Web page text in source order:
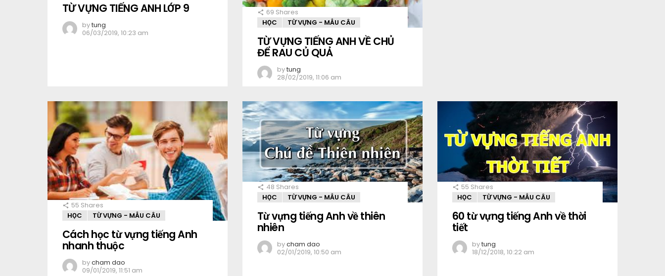
TỪ VỰNG TIẾNG ANH LỚP 9
bytung
06/03/2019, 10:23 am
69 Shares
HỌC
TỪ VỰNG - MẪU CÂU
TỪ VỰNG TIẾNG ANH VỀ CHỦ
ĐỂ RAU CỦ QUẢ
bytung
28/02/2019, 11:06 am
55 Shares
HỌC
TỪ VỰNG - MẪU CÂU
Cách học từ vựng tiếng Anh
nhanh thuộc
bycham dao
09/01/2019, 11:51 am
48 Shares
HỌC
TỪ VỰNG - MẪU CÂU
Từ vựng tiếng Anh về thiên
nhiên
bycham dao
02/01/2019, 10:50 am
55 Shares
HỌC
TỪ VỰNG - MẪU CÂU
60 từ vựng tiếng Anh về thời
tiết
bytung
18/12/2018, 10:22 am